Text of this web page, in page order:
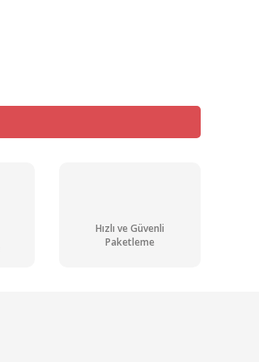
Hızlı ve Güvenli
Paketleme